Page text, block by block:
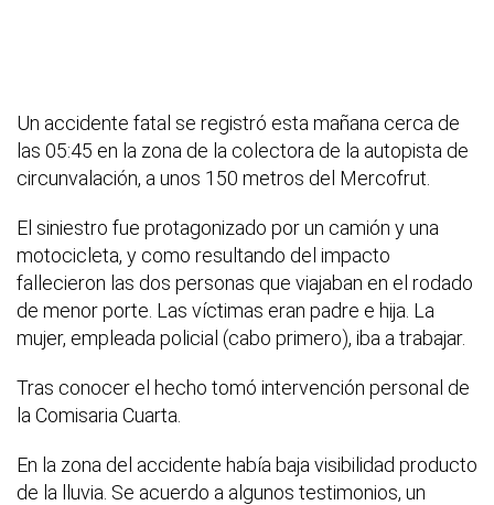
Un accidente fatal se registró esta mañana cerca de
las 05:45 en la zona de la colectora de la autopista de
circunvalación, a unos 150 metros del Mercofrut.
El siniestro fue protagonizado por un camión y una
motocicleta, y como resultando del impacto
fallecieron las dos personas que viajaban en el rodado
de menor porte. Las víctimas eran padre e hija. La
mujer, empleada policial (cabo primero), iba a trabajar.
Tras conocer el hecho tomó intervención personal de
la Comisaria Cuarta.
En la zona del accidente había baja visibilidad producto
de la lluvia. Se acuerdo a algunos testimonios, un